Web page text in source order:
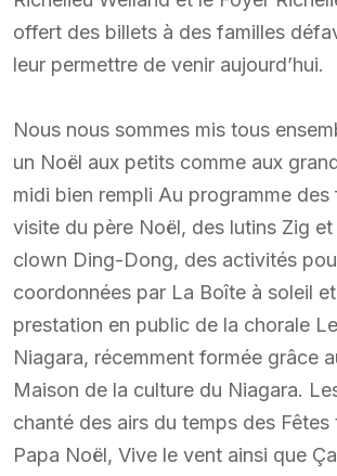
offert des billets à des familles
leur permettre de venir aujourd’hui.
Nous nous sommes mis tous
un Noël aux petits comme aux
midi bien rempli Au programme des
visite du père Noël, des lutins Zig
clown Ding-Dong, des activités
coordonnées par La Boîte à soleil
prestation en public de la chorale
Niagara, récemment formée grâce
Maison de la culture du Niagara.
chanté des airs du temps des
Papa Noël, Vive le vent ainsi que